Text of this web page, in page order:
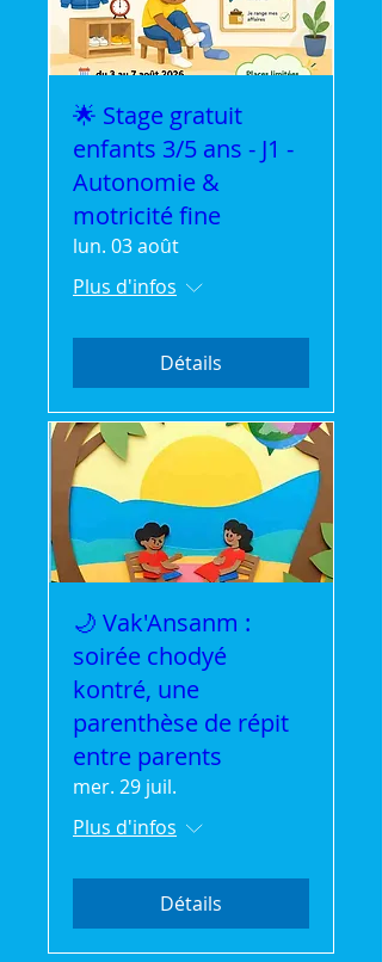
🌟 Stage gratuit
enfants 3/5 ans - J1 -
Autonomie &
motricité fine
lun. 03 août
Plus d'infos
Détails
🌙 Vak'Ansanm :
soirée chodyé
kontré, une
parenthèse de répit
entre parents
mer. 29 juil.
Plus d'infos
Détails